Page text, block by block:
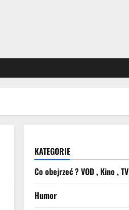
KATEGORIE
Co obejrzeć ? VOD , Kino , TV
Humor